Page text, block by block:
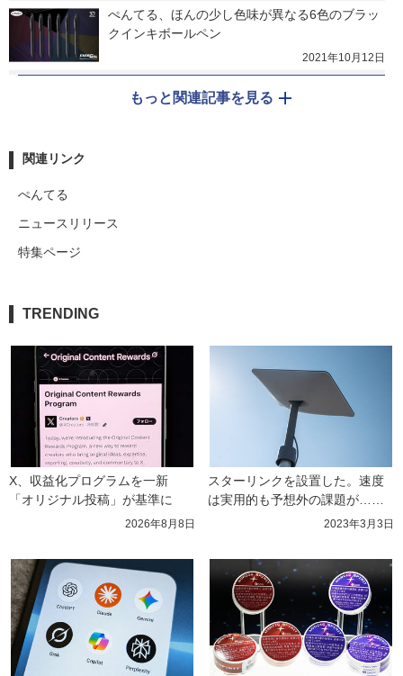
ぺんてる、ほんの少し色味が異なる6色のブラッ
クインキボールペン
2021年10月12日
もっと関連記事を見る
関連リンク
ぺんてる
ニュースリリース
特集ページ
TRENDING
X、収益化プログラムを一新
「オリジナル投稿」が基準に
2026年8月8日
スターリンクを設置した。速度
は実用的も予想外の課題が……
2023年3月3日